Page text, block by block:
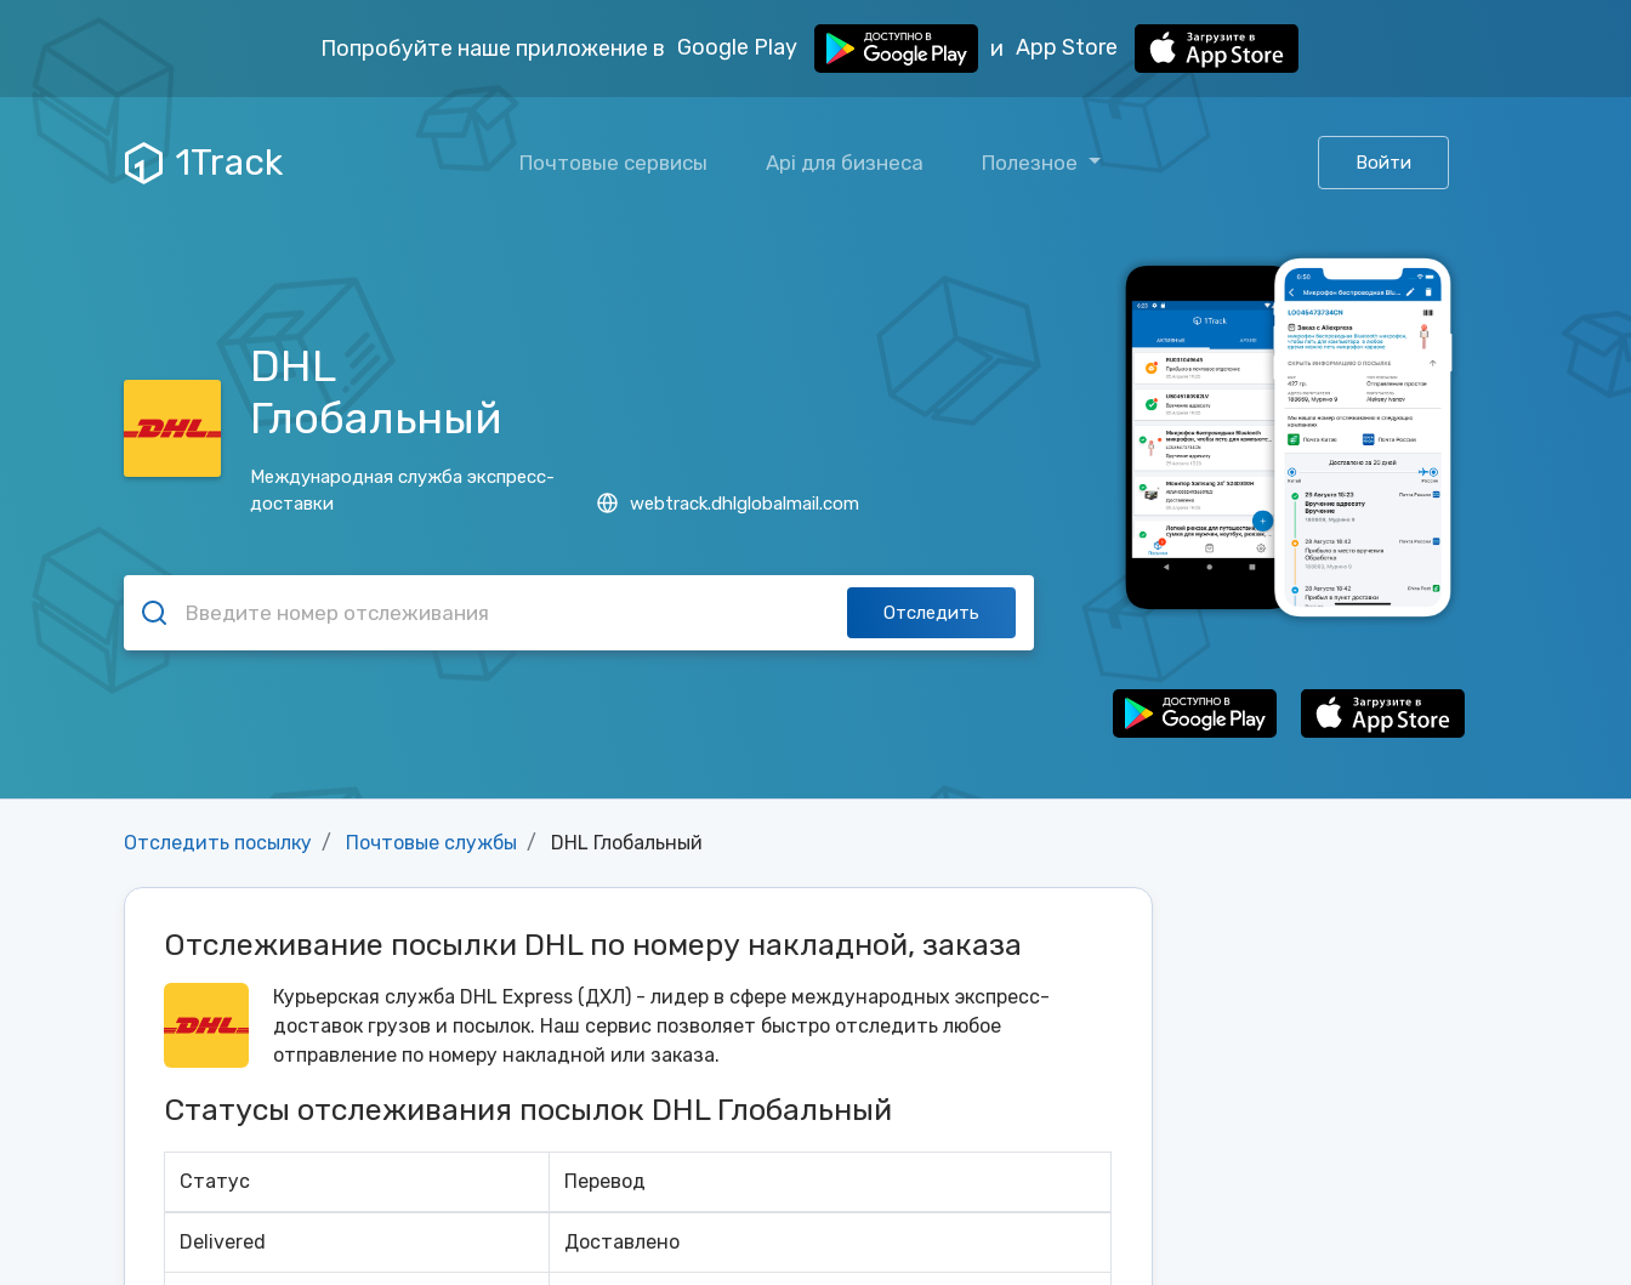
Попробуйте наше приложение в Google Play и App Store
1Track Почтовые сервисы Api для бизнеса Полезное Войти
DHL
Глобальный
Международная служба экспресс-
доставки
webtrack.dhlglobalmail.com
Отследить
Отследить посылку Почтовые службы DHL Глобальный
Отслеживание посылки DHL по номеру накладной, заказа
Курьерская служба DHL Express (ДХЛ) - лидер в сфере международных экспресс-
доставок грузов и посылок. Наш сервис позволяет быстро отследить любое
отправление по номеру накладной или заказа.
Статусы отслеживания посылок DHL Глобальный
Статус Перевод
Delivered Доставлено